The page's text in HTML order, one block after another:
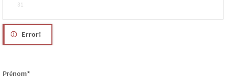
31
Error!
Prénom*